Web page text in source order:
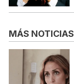
MÁS NOTICIAS